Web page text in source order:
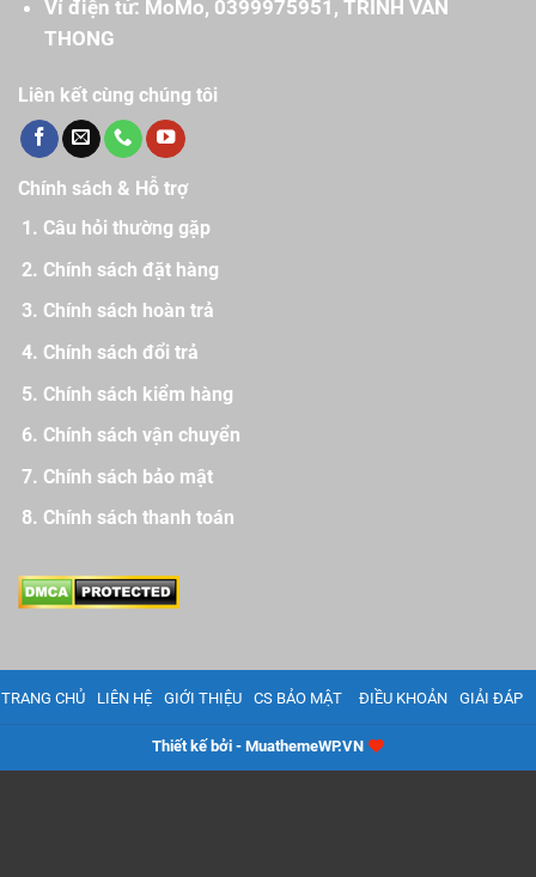
Ví điện tử: MoMo, 0399975951, TRINH VAN
THONG
Liên kết cùng chúng tôi
Chính sách & Hỗ trợ
Câu hỏi thường gặp
Chính sách đặt hàng
Chính sách hoàn trả
Chính sách đổi trả
Chính sách kiểm hàng
Chính sách vận chuyển
Chính sách bảo mật
Chính sách thanh toán
TRANG CHỦ LIÊN HỆ GIỚI THIỆU CS BẢO MẬT ĐIỀU KHOẢN GIẢI ĐÁP
Thiết kế bởi - MuathemeWP.VN